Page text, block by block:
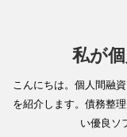
私が
こんにちは。個人間融
を紹介します。債務整
い優良ソ